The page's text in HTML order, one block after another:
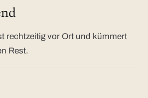
rechtzeitig vor Ort und kümmert
Rest.